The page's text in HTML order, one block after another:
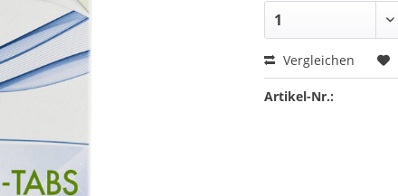
Vergleichen
Artikel-Nr.: